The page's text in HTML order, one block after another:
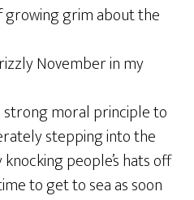
growing grim about the
November in my
moral principle to
stepping into the
people’s hats off
to get to sea as soon